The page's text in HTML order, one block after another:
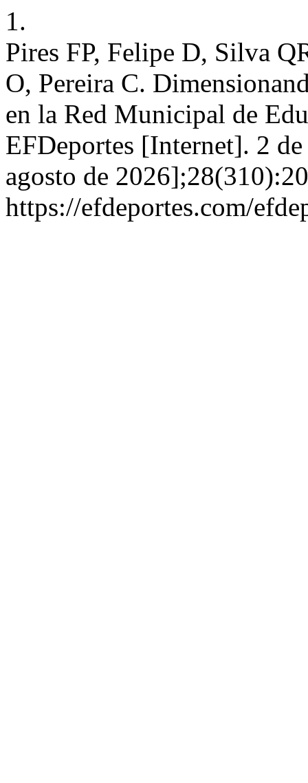
1.
Pires FP, Felipe D, Silva
O, Pereira C.
en la Red Municipal de
EFDeportes [Internet]. 2
agosto de
https://efdeportes.com/